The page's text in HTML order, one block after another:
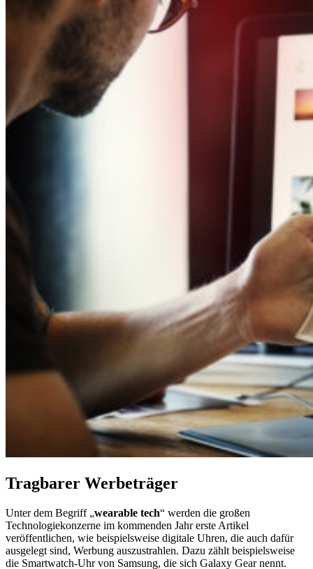
Tragbarer Werbeträger
Unter dem Begriff „wearable tech“ werden die großen
Technologiekonzerne im kommenden Jahr erste Artikel
veröffentlichen, wie beispielsweise digitale Uhren, die auch dafür
ausgelegt sind, Werbung auszustrahlen. Dazu zählt beispielsweise
die Smartwatch-Uhr von Samsung, die sich Galaxy Gear nennt.